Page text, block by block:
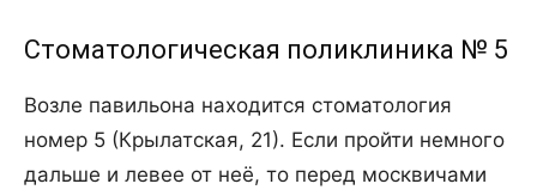
Стоматологическая поликлиника № 5
Возле павильона находится стоматология
номер 5 (Крылатская, 21). Если пройти немного
дальше и левее от неё, то перед москвичами